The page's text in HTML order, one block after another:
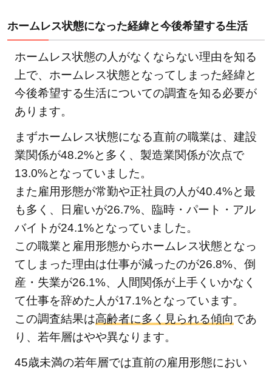
ホームレス状態になった経緯と今後希望する生活
ホームレス状態の人がなくならない理由を知る
上で、ホームレス状態となってしまった経緯と
今後希望する生活についての調査を知る必要が
あります。
まずホームレス状態になる直前の職業は、建設
業関係が48.2%と多く、製造業関係が次点で
13.0%となっていました。
また雇用形態が常勤や正社員の人が40.4%と最
も多く、日雇いが26.7%、臨時・パート・アル
バイトが24.1%となっていました。
この職業と雇用形態からホームレス状態となっ
てしまった理由は仕事が減ったのが26.8%、倒
産・失業が26.1%、人間関係が上手くいかなく
て仕事を辞めた人が17.1%となっています。
この調査結果は高齢者に多く見られる傾向であ
り、若年層はやや異なります。
45歳未満の若年層では直前の雇用形態におい